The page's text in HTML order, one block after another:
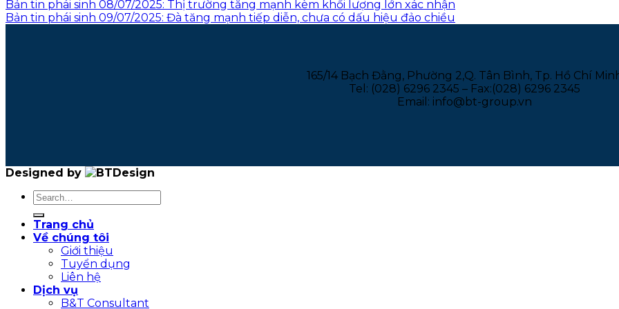
Bản tin phái sinh 08/07/2025: Thị trường tăng mạnh kèm khối lượng lớn xác nhận
Bản tin phái sinh 09/07/2025: Đà tăng mạnh tiếp diễn, chưa có dấu hiệu đảo chiều
165/14 Bạch Đằng, Phường 2,Q. Tân Bình, Tp. Hồ Chí
Tel: (028) 6296 2345 – Fax:(028) 6296 2345
Email: info@bt-group.vn
Designed by
Trang chủ
Về chúng tôi
Giới thiệu
Tuyển dụng
Liên hệ
Dịch vụ
B&T Consultant